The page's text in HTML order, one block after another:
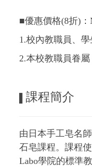
■優惠價格(8折)：
1.校內教職員、學
2.本校教職員眷屬
課程簡介
由日本手工皂名
石皂課程。課程
Labo學院的標準